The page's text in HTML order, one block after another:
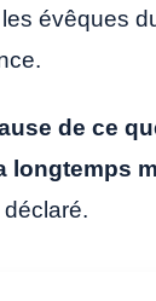
évêques
de ce
longtemps
déclaré.